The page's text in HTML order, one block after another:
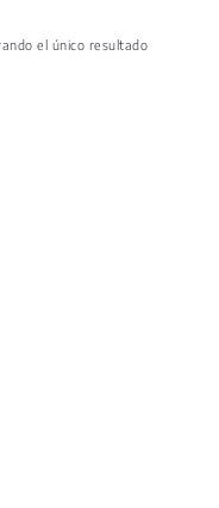
el único resultado